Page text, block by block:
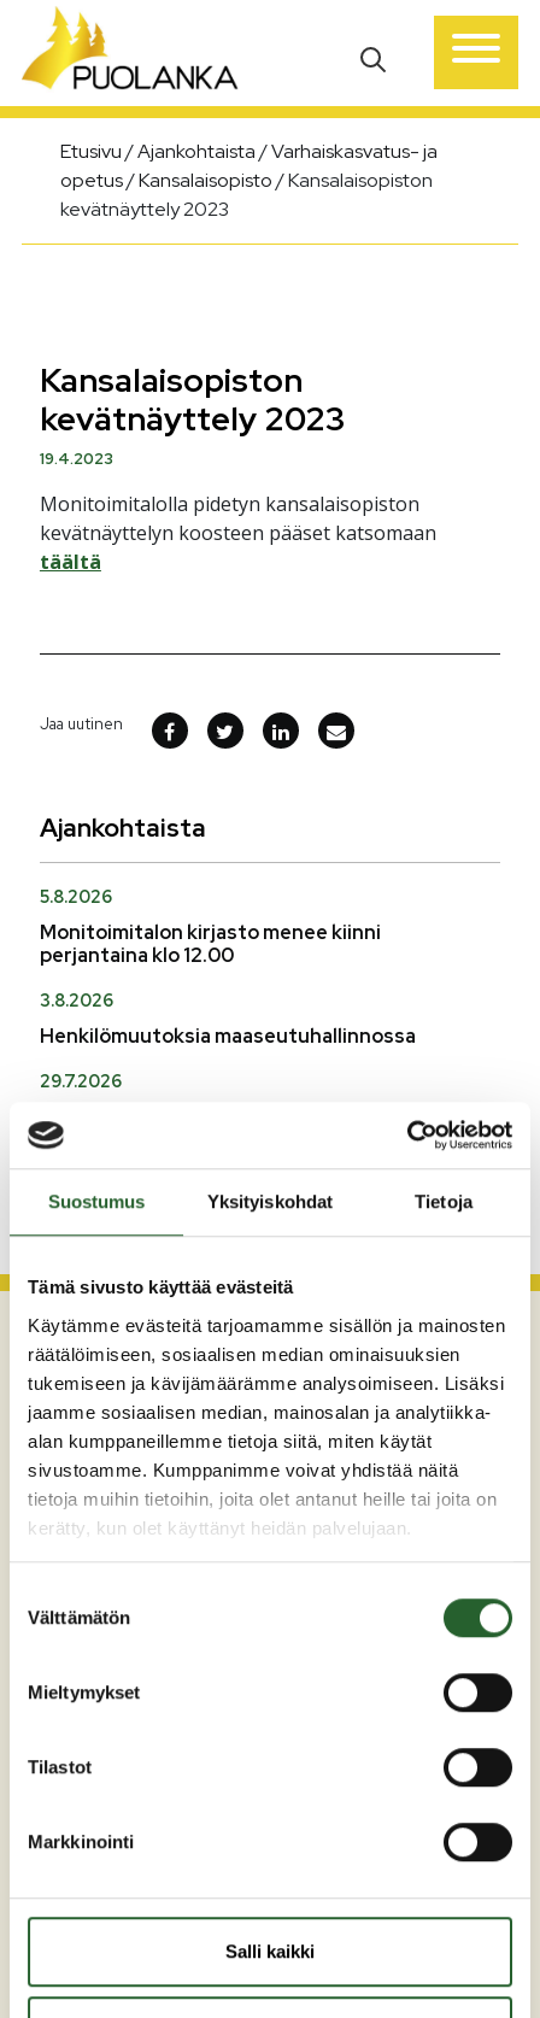
Suostumus Yksityiskohdat Tietoja
Tämä sivusto käyttää evästeitä
Käytämme evästeitä tarjoamamme sisällön ja mainosten
räätälöimiseen, sosiaalisen median ominaisuuksien
tukemiseen ja kävijämäärämme analysoimiseen. Lisäksi
jaamme sosiaalisen median, mainosalan ja analytiikka-
alan kumppaneillemme tietoja siitä, miten käytät
sivustoamme. Kumppanimme voivat yhdistää näitä
tietoja muihin tietoihin, joita olet antanut heille tai joita on
kerätty, kun olet käyttänyt heidän palvelujaan.
valinta
Välttämätön
Mieltymykset
Tilastot
Markkinointi
Salli kaikki
Päävalikko
Etusivu/Ajankohtaista/Varhaiskasvatus- ja
opetus/Kansalaisopisto/Kansalaisopiston
kevätnäyttely 2023
Kansalaisopiston
kevätnäyttely 2023
19.4.2023
Monitoimitalolla pidetyn kansalaisopiston
kevätnäyttelyn koosteen pääset katsomaan
täältä
Jaa uutinen
Ajankohtaista
5.8.2026
Monitoimitalon kirjasto menee kiinni
perjantaina klo 12.00
3.8.2026
Henkilömuutoksia maaseutuhallinnossa
29.7.2026
Asfaltointityöt taajamassa myöhästyvät
KATSO KAIKKI
Maaherrankatu 7
89200 Puolanka
Asuminen ja ympäristö